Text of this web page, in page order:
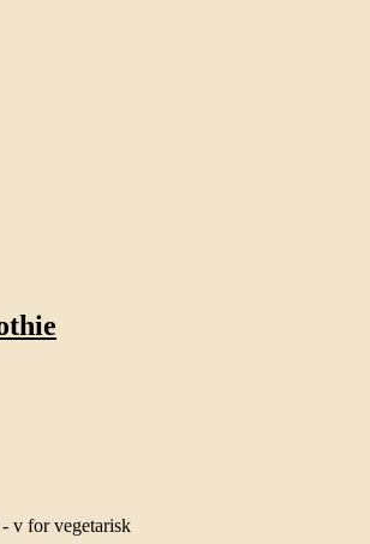
v for vegetarisk